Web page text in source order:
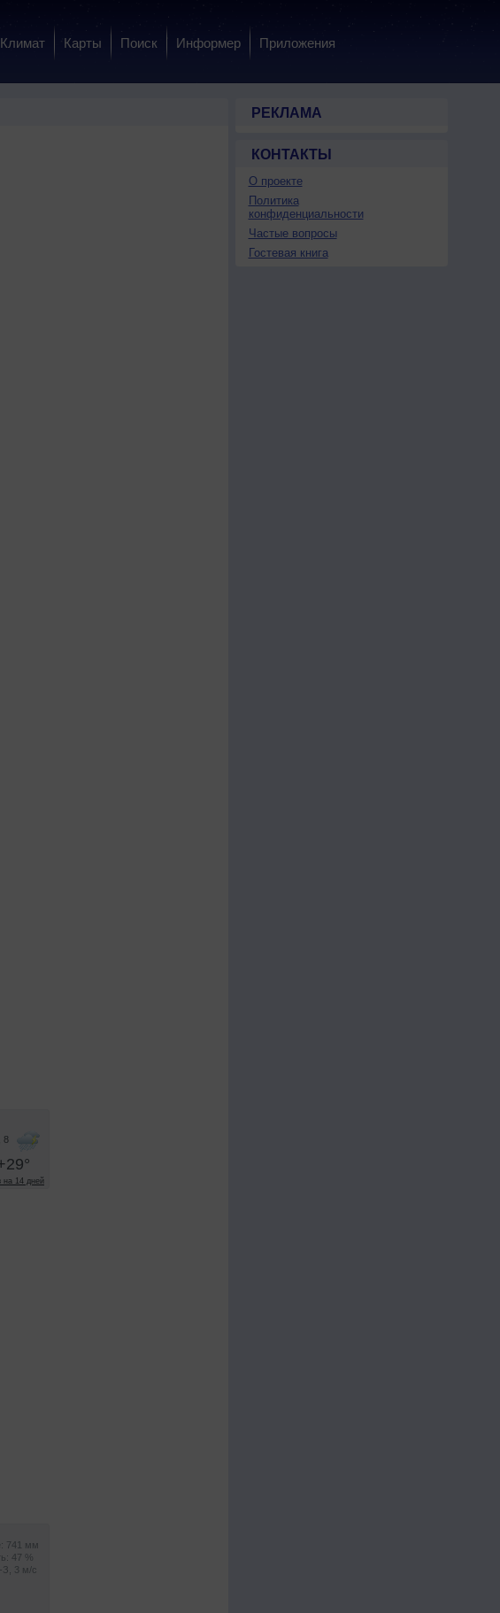
Климат Карты Поиск Информер Приложения
РЕКЛАМА
КОНТАКТЫ
О проекте
Политика
конфиденциальности
Частые вопросы
Гостевая книга